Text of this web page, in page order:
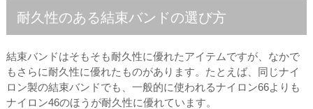
耐久性のある結束バンドの選び方
結束バンドはそもそも耐久性に優れたアイテムですが、なかで
もさらに耐久性に優れたものがあります。たとえば、同じナイ
ロン製の結束バンドでも、一般的に使われるナイロン66よりも
ナイロン46のほうが耐久性に優れています。